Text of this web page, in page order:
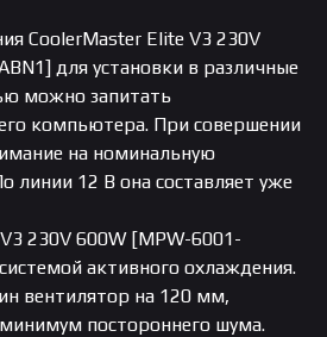
CoolerMaster Elite V3 230V
для установки в различные
можно запитать
компьютера. При совершении
на номинальную
линии 12 В она составляет уже
230V 600W [MPW-6001-
активного охлаждения.
вентилятор на 120 мм,
постороннего шума.